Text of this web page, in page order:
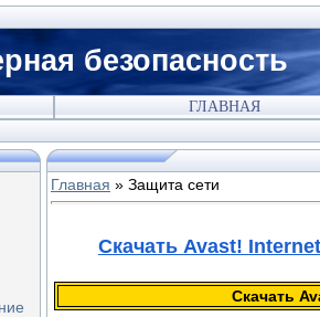
безопасность
ГЛАВНАЯ
Главная » Защита сети
Скачать Avast!
Скачать